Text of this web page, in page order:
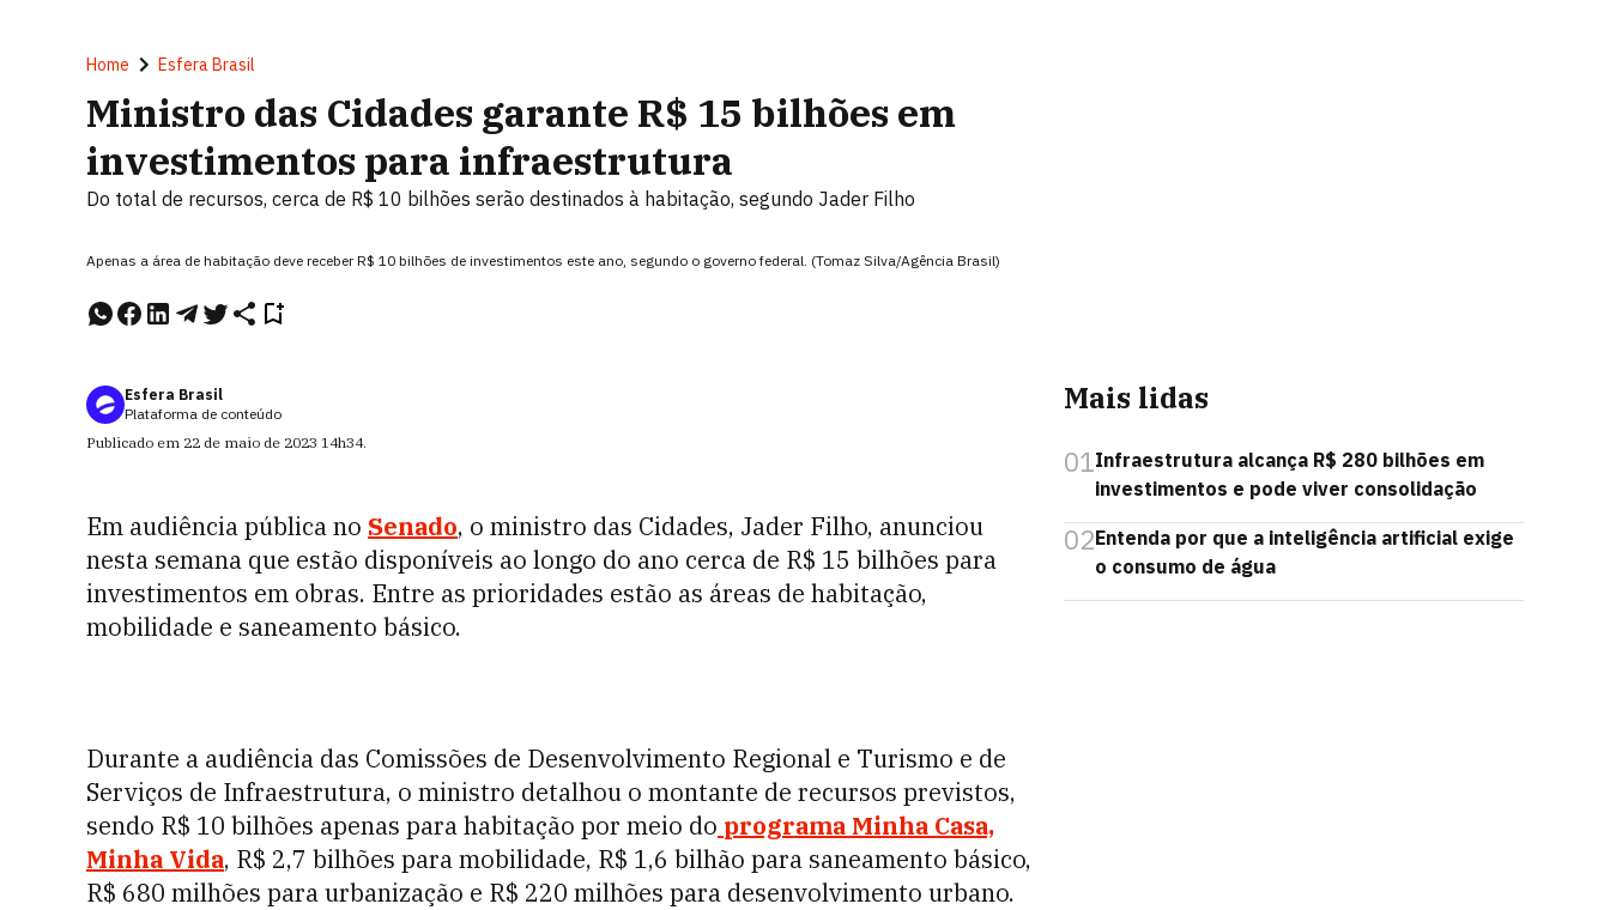
Home Esfera Brasil
Ministro das Cidades garante R$ 15 bilhões em
investimentos para infraestrutura
Do total de recursos, cerca de R$ 10 bilhões serão destinados à habitação, segundo Jader Filho
Apenas a área de habitação deve receber R$ 10 bilhões de investimentos este ano, segundo o governo federal. (Tomaz Silva/Agência Brasil)
Esfera Brasil
Plataforma de conteúdo
Publicado em 22 de maio de 2023 14h34.
Em audiência pública no Senado, o ministro das Cidades, Jader Filho, anunciou
nesta semana que estão disponíveis ao longo do ano cerca de R$ 15 bilhões para
investimentos em obras. Entre as prioridades estão as áreas de habitação,
mobilidade e saneamento básico.
Durante a audiência das Comissões de Desenvolvimento Regional e Turismo e de
Serviços de Infraestrutura, o ministro detalhou o montante de recursos previstos,
sendo R$ 10 bilhões apenas para habitação por meio do programa Minha Casa,
Minha Vida, R$ 2,7 bilhões para mobilidade, R$ 1,6 bilhão para saneamento básico,
R$ 680 milhões para urbanização e R$ 220 milhões para desenvolvimento urbano.
Mais lidas
01Infraestrutura alcança R$ 280 bilhões em
investimentos e pode viver consolidação
02Entenda por que a inteligência artificial exige
o consumo de água